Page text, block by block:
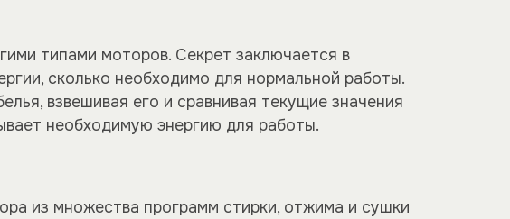
типами моторов. Секрет заключается в
сколько необходимо для нормальной работы.
взвешивая его и сравнивая текущие значения
необходимую энергию для работы.
из множества программ стирки, отжима и сушки